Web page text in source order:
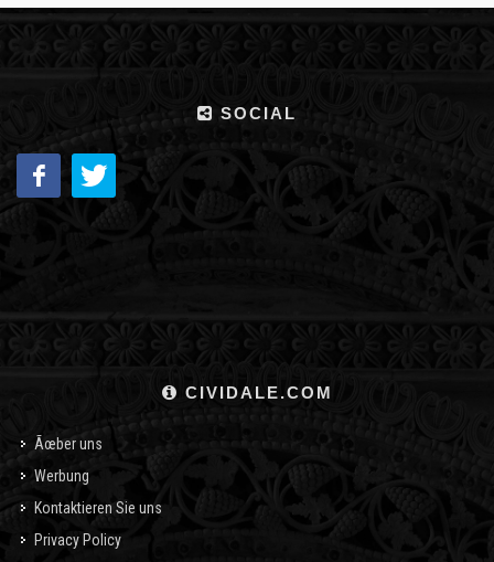
SOCIAL
CIVIDALE.COM
Ãœber uns
Werbung
Kontaktieren Sie uns
Privacy Policy